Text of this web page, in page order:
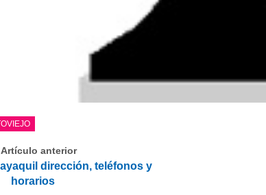
anterior
dirección, teléfonos y
horarios